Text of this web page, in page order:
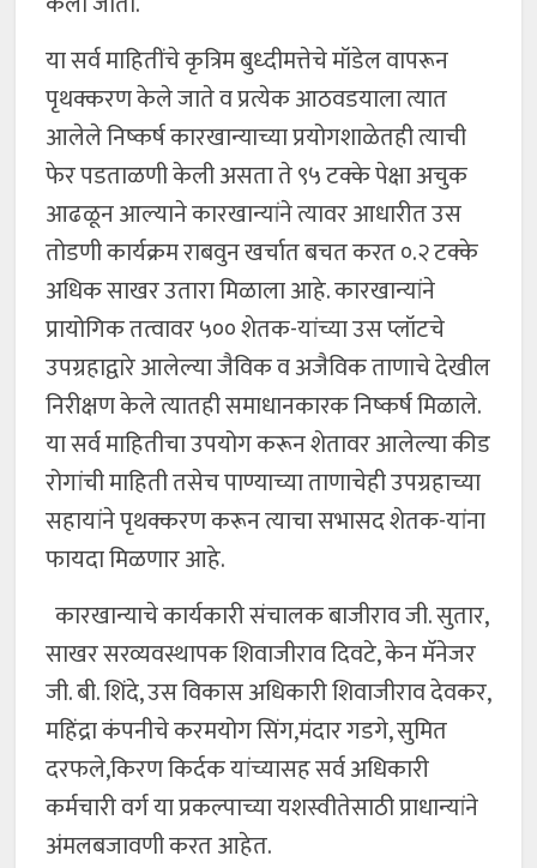
या सर्व माहितींचे कृत्रिम बुध्दीमत्तेचे मॉडेल वापरून
पृथक्करण केले जाते व प्रत्येक आठवडयाला त्यात
आलेले निष्कर्ष कारखान्याच्या प्रयोगशाळेतही त्याची
फेर पडताळणी केली असता ते ९५ टक्के पेक्षा अचुक
आढळून आल्याने कारखान्यांने त्यावर आधारीत उस
तोडणी कार्यक्रम राबवुन खर्चात बचत करत ०.२ टक्के
अधिक साखर उतारा मिळाला आहे. कारखान्यांने
प्रायोगिक तत्वावर ५०० शेतक-यांच्या उस प्लॉटचे
उपग्रहाद्वारे आलेल्या जैविक व अजैविक ताणाचे देखील
निरीक्षण केले त्यातही समाधानकारक निष्कर्ष मिळाले.
या सर्व माहितीचा उपयोग करून शेतावर आलेल्या कीड
रोगांची माहिती तसेच पाण्याच्या ताणाचेही उपग्रहाच्या
सहायांने पृथक्करण करून त्याचा सभासद शेतक-यांना
फायदा मिळणार आहे.
कारखान्याचे कार्यकारी संचालक बाजीराव जी. सुतार,
साखर सरव्यवस्थापक शिवाजीराव दिवटे, केन मॅनेजर
जी. बी. शिंदे, उस विकास अधिकारी शिवाजीराव देवकर,
महिंद्रा कंपनीचे करमयोग सिंग,मंदार गडगे, सुमित
दरफले,किरण किर्दक यांच्यासह सर्व अधिकारी
कर्मचारी वर्ग या प्रकल्पाच्या यशस्वीतेसाठी प्राधान्यांने
अंमलबजावणी करत आहेत.